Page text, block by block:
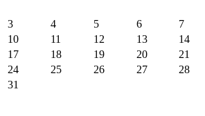
3
4 5 6 7
10
11 12 13 14
17
18 19 20 21
24
25 26 27 28
31